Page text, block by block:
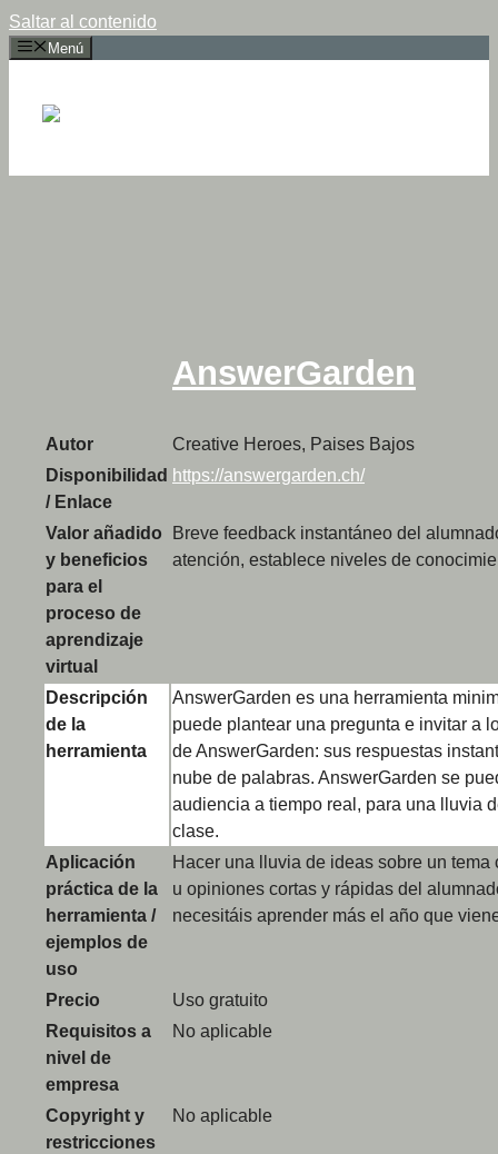
Saltar al contenido
Menú
AnswerGarden
Autor
Creative Heroes, Paises Bajos
Disponibilidad
/ Enlace
https://answergarden.ch/
Valor añadido
y beneficios
para el
proceso de
aprendizaje
virtual
Breve feedback instantáneo del
atención, establece niveles de
Descripción
de la
herramienta
AnswerGarden es una herramienta
puede plantear una pregunta e invitar a
de AnswerGarden: sus respuestas
nube de palabras. AnswerGarden se
audiencia a tiempo real, para una lluvia
clase.
Aplicación
práctica de la
herramienta /
ejemplos de
uso
Hacer una lluvia de ideas sobre un
u opiniones cortas y rápidas del
necesitáis aprender más el año que
Precio
Uso gratuito
Requisitos a
nivel de
empresa
No aplicable
Copyright y
restricciones
No aplicable